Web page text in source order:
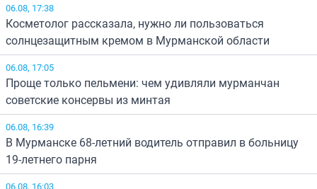
06.08, 17:38
Косметолог рассказала, нужно ли пользоваться
солнцезащитным кремом в Мурманской области
06.08, 17:05
Проще только пельмени: чем удивляли мурманчан
советские консервы из минтая
06.08, 16:39
В Мурманске 68-летний водитель отправил в больницу
19-летнего парня
06.08, 16:03